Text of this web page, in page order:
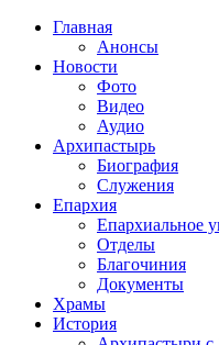
Главная
Анонсы
Новости
Фото
Видео
Аудио
Архипастырь
Биография
Служения
Епархия
Епархиальное
Отделы
Благочиния
Документы
Храмы
История